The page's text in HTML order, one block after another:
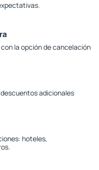
la opción de cancelación
adicionales
hoteles,